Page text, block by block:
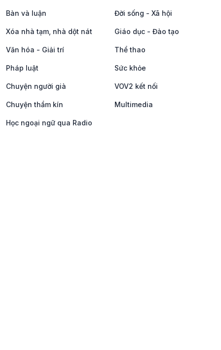
Bàn và luận Đời sống - Xã hội
Xóa nhà tạm, nhà dột nát Giáo dục - Đào tạo
Văn hóa - Giải trí Thể thao
Pháp luật Sức khỏe
Chuyện người già VOV2 kết nối
Chuyện thầm kín Multimedia
Học ngoại ngữ qua Radio